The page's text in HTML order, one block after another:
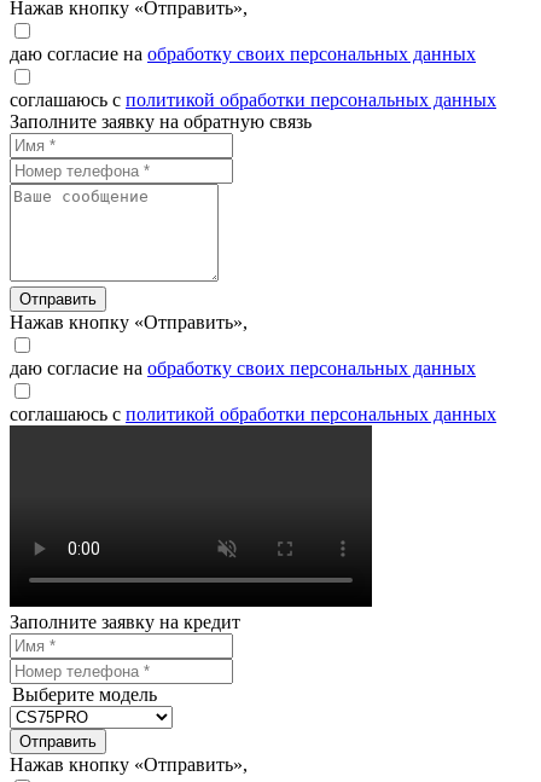
Нажав кнопку «Отправить»,
даю согласие на обработку своих персональных данных
соглашаюсь с политикой обработки персональных данных
Заполните заявку на обратную связь
Отправить
Нажав кнопку «Отправить»,
даю согласие на обработку своих персональных данных
соглашаюсь с политикой обработки персональных данных
Заполните заявку на кредит
Выберите модель
Отправить
Нажав кнопку «Отправить»,